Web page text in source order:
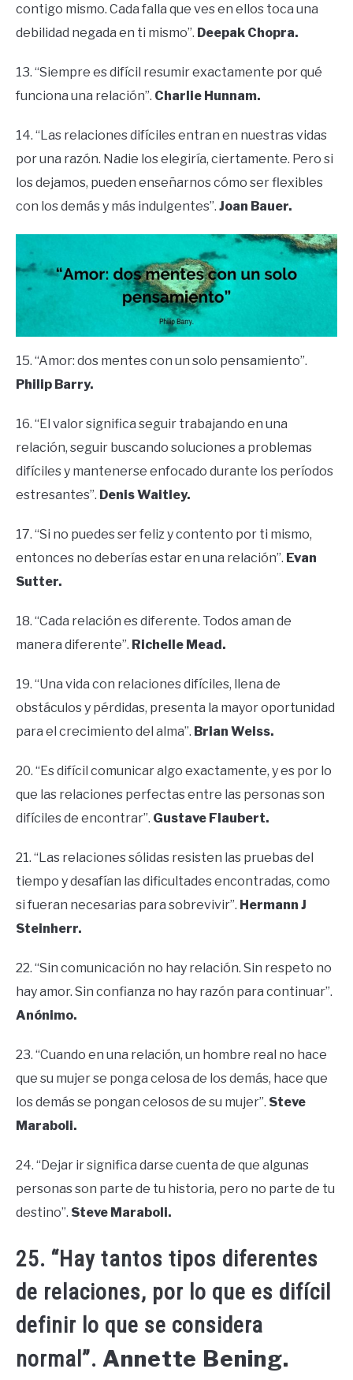
contigo mismo. Cada falla que ves en ellos toca una
debilidad negada en ti mismo”. Deepak Chopra.
13. “Siempre es difícil resumir exactamente por qué
funciona una relación”. Charlie Hunnam.
14. “Las relaciones difíciles entran en nuestras vidas
por una razón. Nadie los elegiría, ciertamente. Pero si
los dejamos, pueden enseñarnos cómo ser flexibles
con los demás y más indulgentes”. Joan Bauer.
15. “Amor: dos mentes con un solo pensamiento”.
Philip Barry.
16. “El valor significa seguir trabajando en una
relación, seguir buscando soluciones a problemas
difíciles y mantenerse enfocado durante los períodos
estresantes”. Denis Waitley.
17. “Si no puedes ser feliz y contento por ti mismo,
entonces no deberías estar en una relación”. Evan
Sutter.
18. “Cada relación es diferente. Todos aman de
manera diferente”. Richelle Mead.
19. “Una vida con relaciones difíciles, llena de
obstáculos y pérdidas, presenta la mayor oportunidad
para el crecimiento del alma”. Brian Weiss.
20. “Es difícil comunicar algo exactamente, y es por lo
que las relaciones perfectas entre las personas son
difíciles de encontrar”. Gustave Flaubert.
21. “Las relaciones sólidas resisten las pruebas del
tiempo y desafían las dificultades encontradas, como
si fueran necesarias para sobrevivir”. Hermann J
Steinherr.
22. “Sin comunicación no hay relación. Sin respeto no
hay amor. Sin confianza no hay razón para continuar”.
Anónimo.
23. “Cuando en una relación, un hombre real no hace
que su mujer se ponga celosa de los demás, hace que
los demás se pongan celosos de su mujer”. Steve
Maraboli.
24. “Dejar ir significa darse cuenta de que algunas
personas son parte de tu historia, pero no parte de tu
destino”. Steve Maraboli.
25. “Hay tantos tipos diferentes
de relaciones, por lo que es difícil
definir lo que se considera
normal”. Annette Bening.